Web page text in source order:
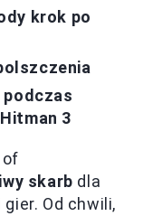
krok po
podczas
3
of
skarb dla
Od chwili,